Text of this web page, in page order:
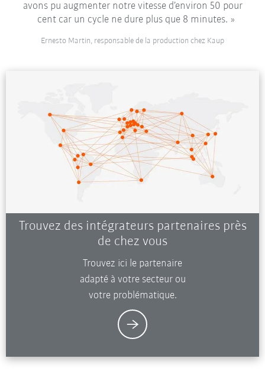
avons pu augmenter notre vitesse d’environ 50 pour
cent car un cycle ne dure plus que 8 minutes.
Ernesto Martin, responsable de la production chez Kaup
Trouvez des intégrateurs partenaires près
de chez vous
Trouvez ici le partenaire
adapté à votre secteur ou
votre problématique.